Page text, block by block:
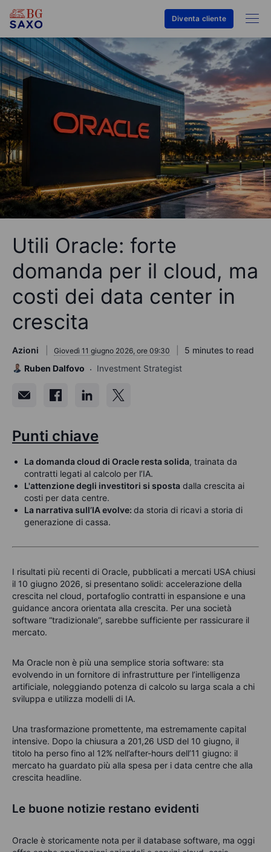
Diventa cliente
Utili Oracle: forte
domanda per il cloud, ma
costi dei data center in
crescita
Azioni Giovedì 11 giugno 2026, ore 09:30
5 minutes to read
Ruben Dalfovo
Investment Strategist
Punti chiave
La domanda cloud di Oracle resta solida, trainata da
contratti legati al calcolo per l’IA.
L'attenzione degli investitori si sposta dalla crescita ai
costi per data centre.
La narrativa sull’IA evolve: da storia di ricavi a storia di
generazione di cassa.
I risultati più recenti di Oracle, pubblicati a mercati USA chiusi
il 10 giugno 2026, si presentano solidi: accelerazione della
crescita nel cloud, portafoglio contratti in espansione e una
guidance ancora orientata alla crescita. Per una società
software “tradizionale”, sarebbe sufficiente per rassicurare il
mercato.
Ma Oracle non è più una semplice storia software: sta
evolvendo in un fornitore di infrastrutture per l’intelligenza
artificiale, noleggiando potenza di calcolo su larga scala a chi
sviluppa e utilizza modelli di IA.
Una trasformazione promettente, ma estremamente capital
intensive. Dopo la chiusura a 201,26 USD del 10 giugno, il
titolo ha perso fino al 12% nell’after-hours dell’11 giugno: il
mercato ha guardato più alla spesa per i data centre che alla
crescita headline.
Le buone notizie restano evidenti
Oracle è storicamente nota per il database software, ma oggi